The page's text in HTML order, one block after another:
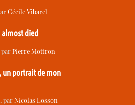
Cécile Vibarel
almost died
parPierre Mottron
un portrait de mon
, parNicolas Losson